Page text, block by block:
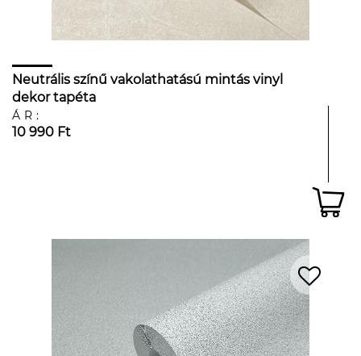
Neutrális színű vakolathatású mintás vinyl
dekor tapéta
ÁR:
10 990 Ft